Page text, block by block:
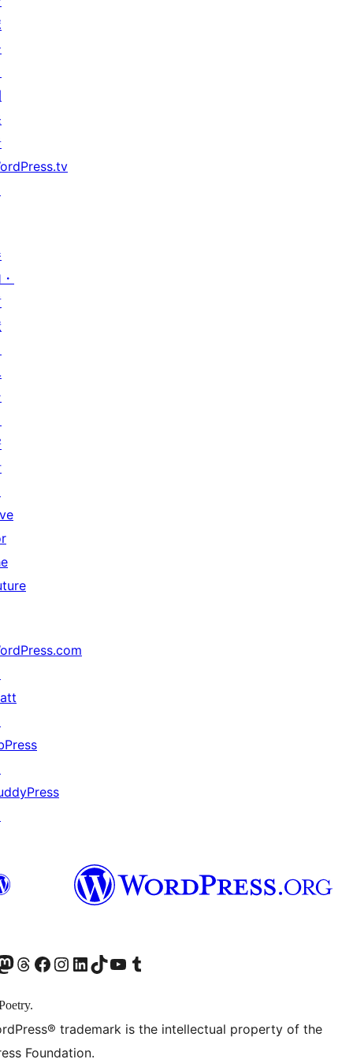
カウントへThreads アカウントへ Facebook ページへInstagram アカウントへ LinkedIn アカウントへTikTok アカウントへYouTube チャンネルへ Tumblr アカウントへ
trademark is the intellectual property of the
Foundation.